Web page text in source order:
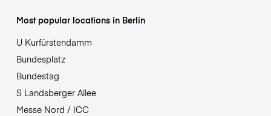
Most popular locations in Berlin
U Kurfürstendamm
Bundesplatz
Bundestag
S Landsberger Allee
Messe Nord / ICC